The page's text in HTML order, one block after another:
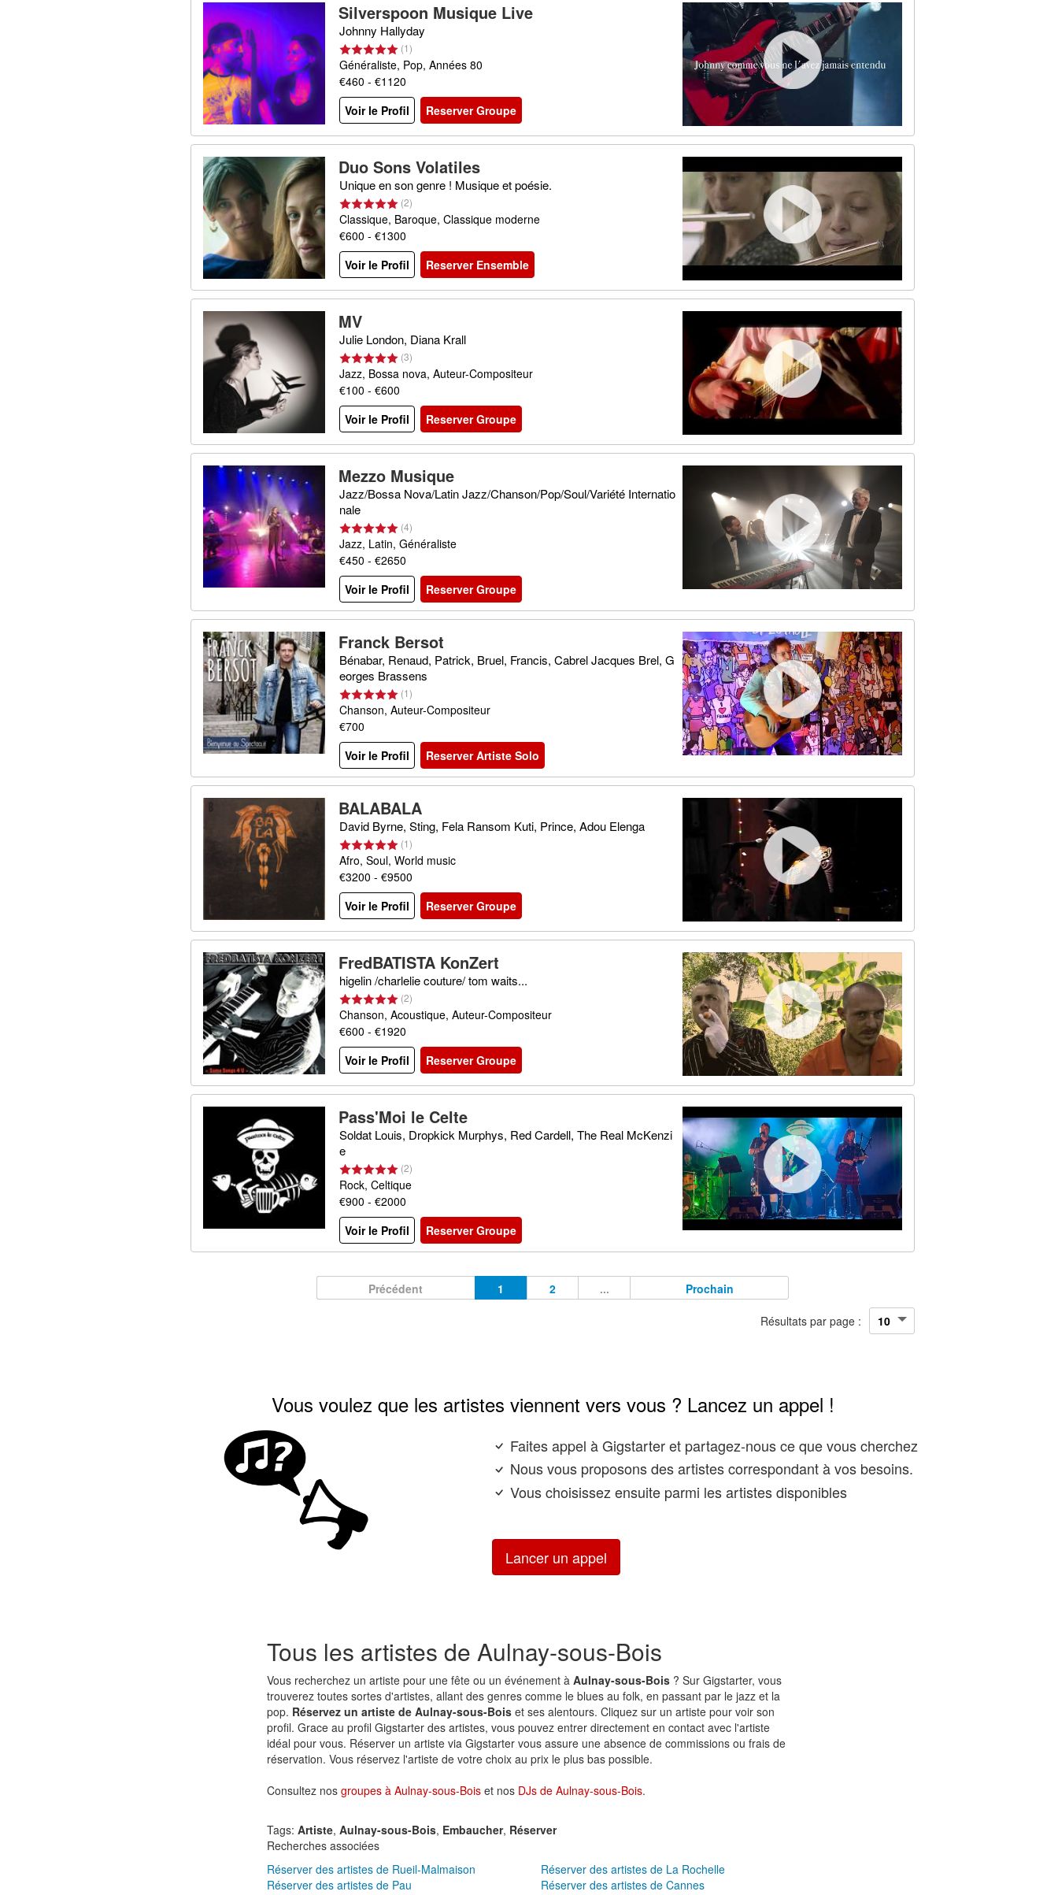
Silverspoon Musique Live
Johnny Hallyday
(1)
Généraliste, Pop, Années 80
€460 - €1120
Voir le Profil
Reserver Groupe
Duo Sons Volatiles
Unique en son genre ! Musique et poésie.
(2)
Classique, Baroque, Classique moderne
€600 - €1300
Voir le Profil
Reserver Ensemble
MV
Julie London, Diana Krall
(3)
Jazz, Bossa nova, Auteur-Compositeur
€100 - €600
Voir le Profil
Reserver Groupe
Mezzo Musique
Jazz/Bossa Nova/Latin Jazz/Chanson/Pop/Soul/Variété Internatio
nale
(4)
Jazz, Latin, Généraliste
€450 - €2650
Voir le Profil
Reserver Groupe
Franck Bersot
Bénabar, Renaud, Patrick, Bruel, Francis, Cabrel Jacques Brel, G
eorges Brassens
(1)
Chanson, Auteur-Compositeur
€700
Voir le Profil
Reserver Artiste Solo
BALABALA
David Byrne, Sting, Fela Ransom Kuti, Prince, Adou Elenga
(1)
Afro, Soul, World music
€3200 - €9500
Voir le Profil
Reserver Groupe
FredBATISTA KonZert
higelin /charlelie couture/ tom waits...
(2)
Chanson, Acoustique, Auteur-Compositeur
€600 - €1920
Voir le Profil
Reserver Groupe
Pass'Moi le Celte
Soldat Louis, Dropkick Murphys, Red Cardell, The Real McKenzi
e
(2)
Rock, Celtique
€900 - €2000
Voir le Profil
Reserver Groupe
Précédent 1 2 ... Prochain
Résultats par page :
Vous voulez que les artistes viennent vers vous ? Lancez un appel !
Faites appel à Gigstarter et partagez-nous ce que vous cherchez
Nous vous proposons des artistes correspondant à vos besoins.
Vous choisissez ensuite parmi les artistes disponibles
Lancer un appel
Tous les artistes de Aulnay-sous-Bois
Vous recherchez un artiste pour une fête ou un événement à Aulnay-sous-Bois ? Sur Gigstarter, vous
trouverez toutes sortes d'artistes, allant des genres comme le blues au folk, en passant par le jazz et la
pop. Réservez un artiste de Aulnay-sous-Bois et ses alentours. Cliquez sur un artiste pour voir son
profil. Grace au profil Gigstarter des artistes, vous pouvez entrer directement en contact avec l'artiste
idéal pour vous. Réserver un artiste via Gigstarter vous assure une absence de commissions ou frais de
réservation. Vous réservez l'artiste de votre choix au prix le plus bas possible.
Consultez nos groupes à Aulnay-sous-Bois et nos DJs de Aulnay-sous-Bois.
Tags: Artiste, Aulnay-sous-Bois, Embaucher, Réserver
Recherches associées
Réserver des artistes de Rueil-Malmaison
Réserver des artistes de Pau
Réserver des artistes de La Rochelle
Réserver des artistes de Cannes